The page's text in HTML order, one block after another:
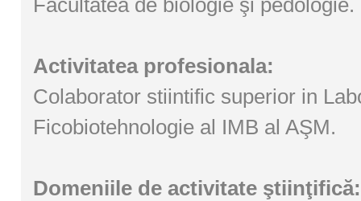
Facultatea de biologie şi pedologie.
Activitatea profesionala:
Colaborator stiintific superior in
Ficobiotehnologie al IMB al AŞM.
Domeniile de activitate ştiinţifică: